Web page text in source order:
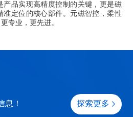
产品实现高精度控制的关键，更是磁
准定位的核心部件。元磁智控，柔性
专业，更先进。
息！ 探索更多